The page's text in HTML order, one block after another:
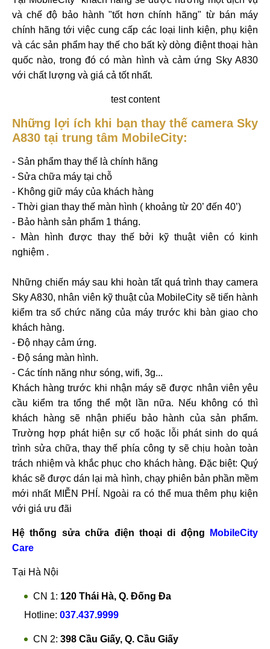
và chế độ bảo hành "tốt hơn chính hãng" từ bán máy
chính hãng tới việc cung cấp các loại linh kiện, phụ kiện
và các sản phẩm hay thế cho bất kỳ dòng điệnt thoại hàn
quốc nào, trong đó có màn hình và cảm ứng Sky A830
với chất lượng và giá cả tốt nhất.
test content
Những lợi ích khi bạn thay thế cameraSky
A830 tại trung tâm MobileCity:
- Sản phẩm thay thế là chính hãng
- Sửa chữa máy tại chỗ
- Không giữ máy của khách hàng
- Thời gian thay thế màn hình ( khoảng từ 20’ đến 40’)
- Bảo hành sản phẩm 1 tháng.
- Màn hình được thay thế bởi kỹ thuật viên có kinh
nghiệm .
Những chiến máy sau khi hoàn tất quá trình thay camera
Sky A830, nhân viên kỹ thuật của MobileCity sẽ tiến hành
kiểm tra số chức năng của máy trước khi bàn giao cho
khách hàng.
- Độ nhạy cảm ứng.
- Độ sáng màn hình.
- Các tính năng như sóng, wifi, 3g...
Khách hàng trước khi nhận máy sẽ được nhân viên yêu
cầu kiểm tra tổng thể một lần nữa. Nếu không có thì
khách hàng sẽ nhận phiếu bảo hành của sản phẩm.
Trường hợp phát hiện sự cố hoặc lỗi phát sinh do quá
trình sửa chữa, thay thế phía công ty sẽ chịu hoàn toàn
trách nhiệm và khắc phục cho khách hàng. Đặc biệt: Quý
khác sẽ được dán lại mà hình, chạy phiên bản phần mềm
mới nhất MIỄN PHÍ. Ngoài ra có thể mua thêm phụ kiện
với giá ưu đãi
Hệ thống sửa chữa điện thoại di động
MobileCity
Care
Tại Hà Nội
CN 1: 120 Thái Hà, Q. Đống Đa
Hotline: 037.437.9999
CN 2: 398 Cầu Giấy, Q. Cầu Giấy